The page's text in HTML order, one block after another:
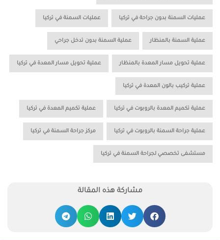
عمليات السمنة بدون جراحة في تركيا عمليات السمنة في تركيا
عملية السمنة بالمنظار عملية السمنة بدون تدخل جراحي
عملية تحويل مسار المعدة بالمنظار عملية تحويل مسار المعدة في تركيا
عملية تركيب بالون المعدة في تركيا
عملية تكميم المعدة بالروبوت في تركيا عملية تكميم المعدة في تركيا
عملية جراحة السمنة بالروبوت في تركيا مركز جراحة السمنة في تركيا
مستشفى تخصصي لجراحة السمنة في تركيا
مشاركة هذه المقالة